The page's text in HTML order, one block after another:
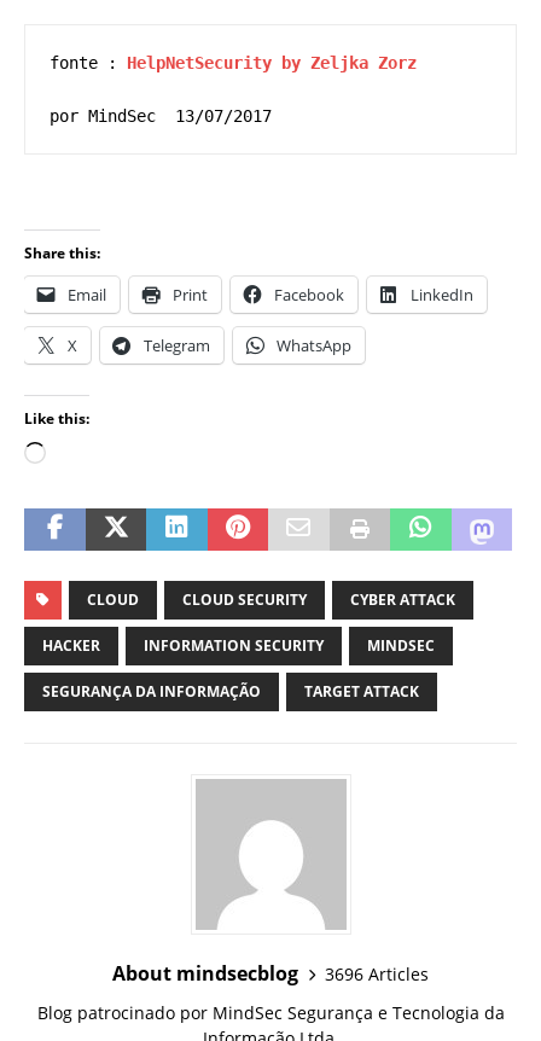
fonte : HelpNetSecurity by Zeljka Zorz
por MindSec  13/07/2017
Share this:
Email Print Facebook LinkedIn
X Telegram WhatsApp
Like this:
CLOUD CLOUD SECURITY CYBER ATTACK
HACKER INFORMATION SECURITY MINDSEC
SEGURANÇA DA INFORMAÇÃO TARGET ATTACK
About mindsecblog
3696 Articles
Blog patrocinado por MindSec Segurança e Tecnologia da